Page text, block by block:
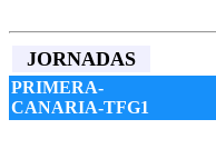
JORNADAS
PRIMERA-
CANARIA-TFG1